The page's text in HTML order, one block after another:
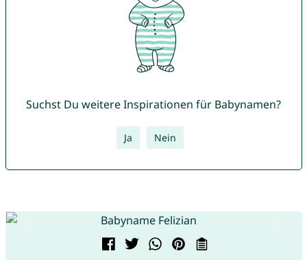
Suchst Du weitere Inspirationen für Babynamen?
Ja Nein